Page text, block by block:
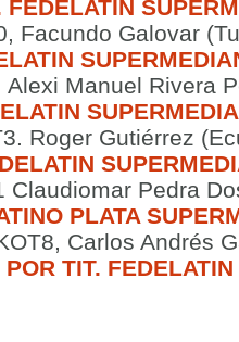
FEDELATIN
Facundo Galovar
Alexi Manuel Rivera
Roger Gutiérrez
Claudiomar Pedra
PLATA
Carlos Andrés
POR TIT.